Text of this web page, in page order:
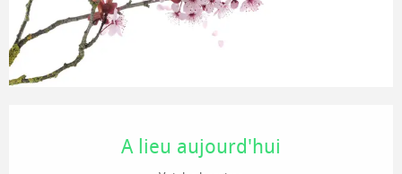
A lieu aujourd'hui